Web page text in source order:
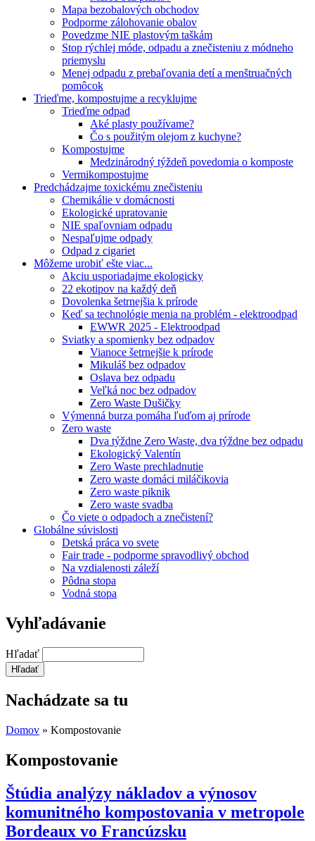
Mapa bezobalových obchodov
Podporme zálohovanie obalov
Povedzme NIE plastovým taškám
Stop rýchlej móde, odpadu a znečisteniu z módneho
priemyslu
Menej odpadu z prebaľovania detí a menštruačných
pomôcok
Trieďme, kompostujme a recyklujme
Trieďme odpad
Aké plasty používame?
Čo s použitým olejom z kuchyne?
Kompostujme
Medzinárodný týždeň povedomia o komposte
Vermikompostujme
Predchádzajme toxickému znečisteniu
Chemikálie v domácnosti
Ekologické upratovanie
NIE spaľovniam odpadu
Nespaľujme odpady
Odpad z cigariet
Môžeme urobiť ešte viac...
Akciu usporiadajme ekologicky
22 ekotipov na každý deň
Dovolenka šetrnejšia k prírode
Keď sa technológie menia na problém - elektroodpad
EWWR 2025 - Elektroodpad
Sviatky a spomienky bez odpadov
Vianoce šetrnejšie k prírode
Mikuláš bez odpadov
Oslava bez odpadu
Veľká noc bez odpadov
Zero Waste Dušičky
Výmenná burza pomáha ľuďom aj prírode
Zero waste
Dva týždne Zero Waste, dva týždne bez odpadu
Ekologický Valentín
Zero Waste prechladnutie
Zero waste domáci miláčikovia
Zero waste piknik
Zero waste svadba
Čo viete o odpadoch a znečistení?
Globálne súvislosti
Detská práca vo svete
Fair trade - podporme spravodlivý obchod
Na vzdialenosti záleží
Pôdna stopa
Vodná stopa
Vyhľadávanie
Hľadať
Nachádzate sa tu
Domov » Kompostovanie
Kompostovanie
Štúdia analýzy nákladov a výnosov
komunitného kompostovania v metropole
Bordeaux vo Francúzsku